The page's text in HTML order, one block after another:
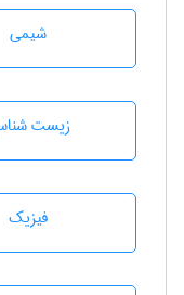
شيمی
زيست
فیزیک